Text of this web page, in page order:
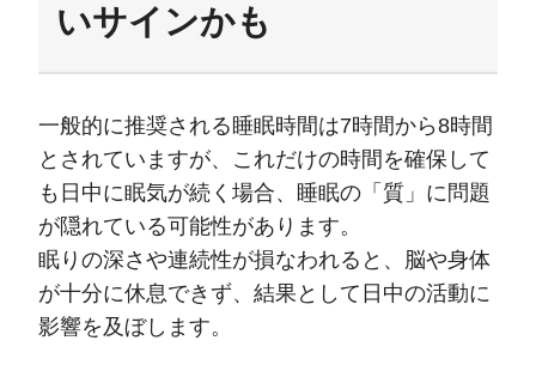
いサインかも
一般的に推奨される睡眠時間は7時間から8時間
とされていますが、これだけの時間を確保して
も日中に眠気が続く場合、睡眠の「質」に問題
が隠れている可能性があります。
眠りの深さや連続性が損なわれると、脳や身体
が十分に休息できず、結果として日中の活動に
影響を及ぼします。